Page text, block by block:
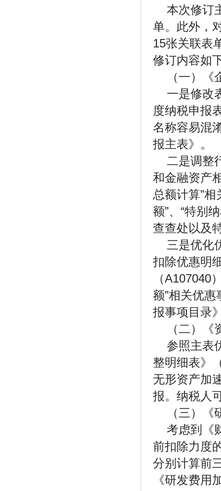
本次修订
单。此外，
15张关联表
修订内容如
（一）
一是修改
度纳税申报
名称容易混
报主表》。
二是调整
和金融资产
总额计算”
额”、“特别
查查处以及
三是优化
扣除优惠明
（A107040
额”相关优
报事项目录
（二）
参照主表
整明细表》
无形资产加
报。纳税人
（三）
考虑到《
前扣除力度
分别计算前
《研发费用